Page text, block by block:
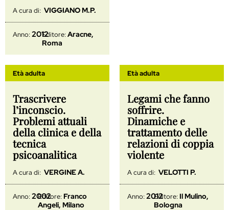
A cura di: VIGGIANO M.P.
Anno:2012Editore:Aracne,
Roma
Età adulta
Trascrivere
l’inconscio.
Problemi attuali
della clinica e della
tecnica
psicoanalitica
A cura di: VERGINE A.
Anno:2002
Editore:Franco
Angeli, Milano
Età adulta
Legami che fanno
soffrire.
Dinamiche e
trattamento delle
relazioni di coppia
violente
A cura di: VELOTTI P.
Anno:2012Editore:Il Mulino,
Bologna